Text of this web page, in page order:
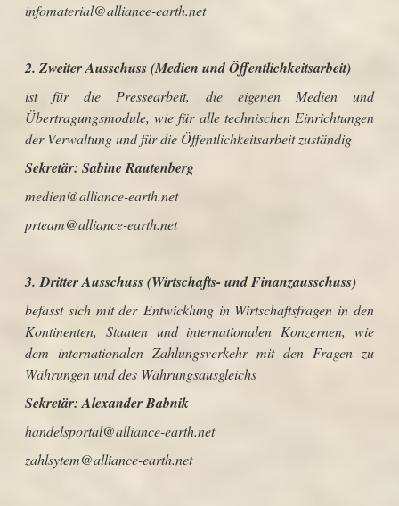
infomaterial@alliance-earth.net
2. Zweiter Ausschuss (Medien und Öffentlichkeitsarbeit)
ist für die Pressearbeit, die eigenen Medien und
Übertragungsmodule, wie für alle technischen Einrichtungen
der Verwaltung und für die Öffentlichkeitsarbeit zuständig
Sekretär: Sabine Rautenberg
medien@alliance-earth.net
prteam@alliance-earth.net
3. Dritter Ausschuss (Wirtschafts- und Finanzausschuss)
befasst sich mit der Entwicklung in Wirtschaftsfragen in den
Kontinenten, Staaten und internationalen Konzernen, wie
dem internationalen Zahlungsverkehr mit den Fragen zu
Währungen und des Währungsausgleichs
Sekretär: Alexander Babnik
handelsportal@alliance-earth.net
zahlsytem@alliance-earth.net